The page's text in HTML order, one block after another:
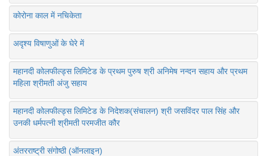
कोरोना काल में नचिकेता
अदृश्य विषाणुओं के घेरे में
महानदी कोलफील्ड्स लिमिटेड के प्रथम पुरुष श्री अनिमेष नन्दन सहाय और प्रथम
महिला श्रीमती अंजु सहाय
महानदी कोलफील्ड्स लिमिटेड के निदेशक(संचालन) श्री जसविंदर पाल सिंह और
उनकी धर्मपत्नी श्रीमती परमजीत कौर
अंतरराष्ट्री संगोष्ठी (ऑनलाइन)